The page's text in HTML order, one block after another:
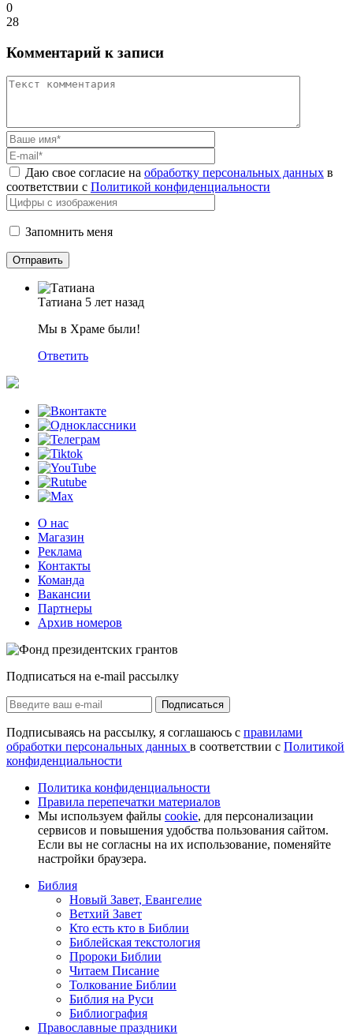
0
28
Комментарий к записи
Даю свое согласие на обработку персональных данных в
соответствии с Политикой конфиденциальности
Запомнить меня
Татиана 5 лет назад
Мы в Храме были!
Ответить
О нас
Магазин
Реклама
Контакты
Команда
Вакансии
Партнеры
Архив номеров
Подписаться на e-mail рассылку
Подписаться
Подписываясь на рассылку, я соглашаюсь с правилами
обработки персональных данных в соответствии с Политикой
конфиденциальности
Политика конфиденциальности
Правила перепечатки материалов
Мы используем файлы cookie, для персонализации
сервисов и повышения удобства пользования сайтом.
Если вы не согласны на их использование, поменяйте
настройки браузера.
Библия
Новый Завет, Евангелие
Ветхий Завет
Кто есть кто в Библии
Библейская текстология
Пророки Библии
Читаем Писание
Толкование Библии
Библия на Руси
Библиография
Православные праздники